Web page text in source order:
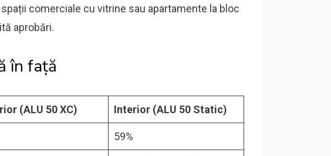
comerciale cu vitrine sau apartamente la bloc
aprobări.
în față
(ALU 50 XC) Interior (ALU 50 Static)
59%